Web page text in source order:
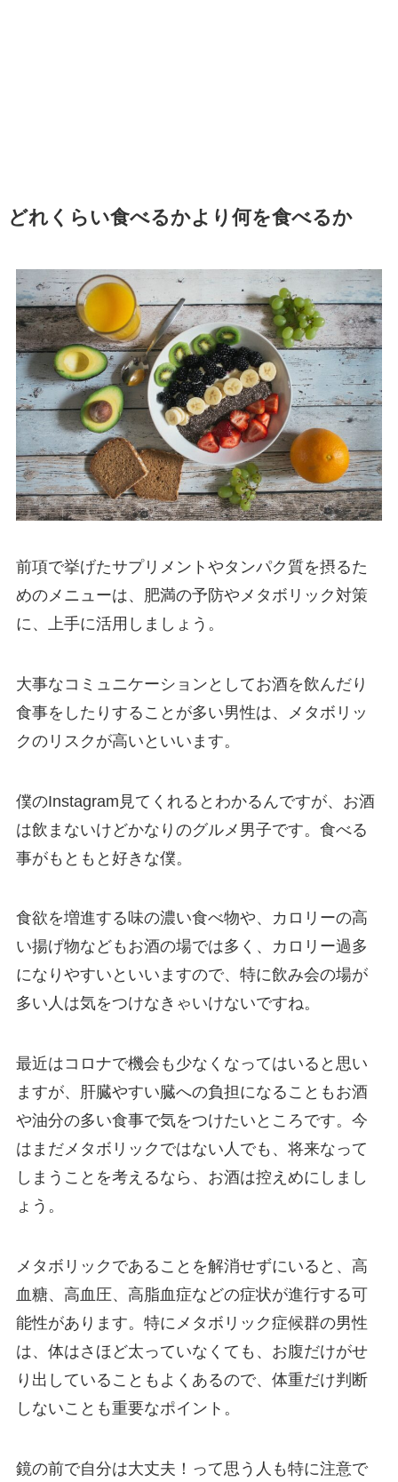
どれくらい食べるかより何を食べるか
前項で挙げたサプリメントやタンパク質を摂るた
めのメニューは、肥満の予防やメタボリック対策
に、上手に活用しましょう。
大事なコミュニケーションとしてお酒を飲んだり
食事をしたりすることが多い男性は、メタボリッ
クのリスクが高いといいます。
僕のInstagram見てくれるとわかるんですが、お酒
は飲まないけどかなりのグルメ男子です。食べる
事がもともと好きな僕。
食欲を増進する味の濃い食べ物や、カロリーの高
い揚げ物などもお酒の場では多く、カロリー過多
になりやすいといいますので、特に飲み会の場が
多い人は気をつけなきゃいけないですね。
最近はコロナで機会も少なくなってはいると思い
ますが、肝臓やすい臓への負担になることもお酒
や油分の多い食事で気をつけたいところです。今
はまだメタボリックではない人でも、将来なって
しまうことを考えるなら、お酒は控えめにしまし
ょう。
メタボリックであることを解消せずにいると、高
血糖、高血圧、高脂血症などの症状が進行する可
能性があります。特にメタボリック症候群の男性
は、体はさほど太っていなくても、お腹だけがせ
り出していることもよくあるので、体重だけ判断
しないことも重要なポイント。
鏡の前で自分は大丈夫！って思う人も特に注意で